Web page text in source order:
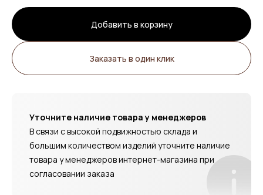
Добавить в корзину
Заказать в один клик
Уточните наличие товара у менеджеров
В связи с высокой подвижностью склада и
большим количеством изделий уточните наличие
товара у менеджеров интернет-магазина при
согласовании заказа